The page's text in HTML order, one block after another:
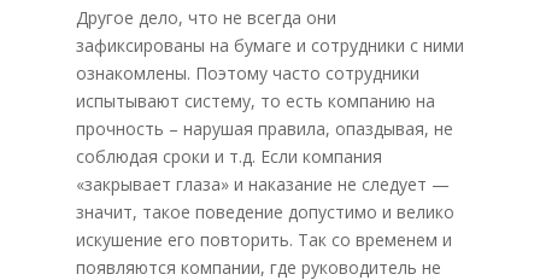
Другое дело, что не всегда они
зафиксированы на бумаге и сотрудники с ними
ознакомлены. Поэтому часто сотрудники
испытывают систему, то есть компанию на
прочность – нарушая правила, опаздывая, не
соблюдая сроки и т.д. Если компания
«закрывает глаза» и наказание не следует —
значит, такое поведение допустимо и велико
искушение его повторить. Так со временем и
появляются компании, где руководитель не